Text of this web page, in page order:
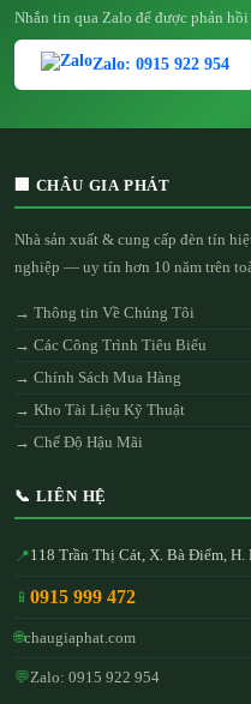
Nhắn tin qua Zalo để được phản
Zalo: 0915 922 954
🏢 CHÂU GIA PHÁT
Nhà sản xuất & cung cấp đèn tín
nghiệp — uy tín hơn 10 năm trên
→ Thông tin Về Chúng Tôi
→ Các Công Trình Tiêu Biểu
→ Chính Sách Mua Hàng
→ Kho Tài Liệu Kỹ Thuật
→ Chế Độ Hậu Mãi
📞 LIÊN HỆ
📍118 Trần Thị Cát, X. Bà Điểm,
📱 0915 999 472
🌐chaugiaphat.com
💬Zalo: 0915 922 954